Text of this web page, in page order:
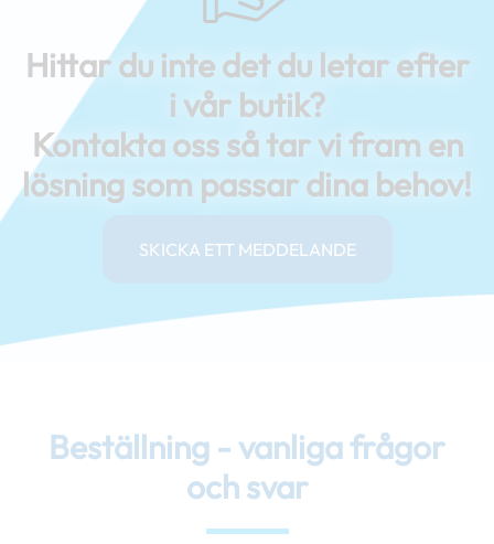
Hittar du inte det du letar efter
i vår butik?
Kontakta oss så tar vi fram en
lösning som passar dina behov!
SKICKA ETT MEDDELANDE
Beställning - vanliga frågor
och svar